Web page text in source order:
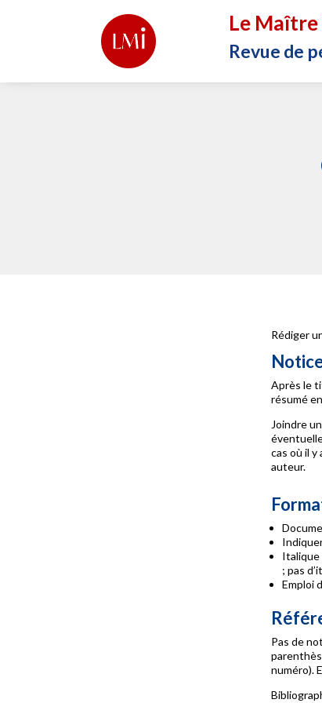
Le
Revue de
Rédiger
Après le
résumé
Joindre
cas où il
auteur.
Italique
; pas
Emploi
Pas de
numéro).